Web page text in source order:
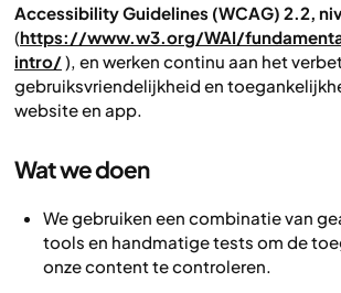
Accessibility Guidelines (WCAG) 2.2,
(https://www.w3.org/WAI/
intro/), en werken continu aan het
gebruiksvriendelijkheid en
website en app.
Wat we doen
We gebruiken een combinatie van
tools en handmatige tests om de
onze content te controleren.